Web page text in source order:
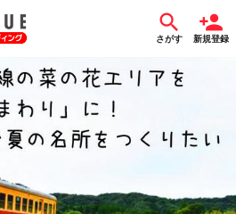
さがす 新規登録